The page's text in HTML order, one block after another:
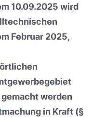
10.09.2025 wird
Februar 2025,
werden
in Kraft (§